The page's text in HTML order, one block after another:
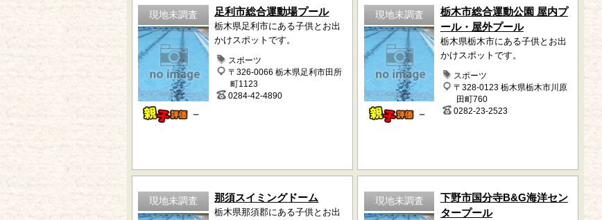
現地未調査
－
足利市総合運動場プール
栃木県足利市にある子供とお出
かけスポットです。
スポーツ
〒326-0066 栃木県足利市田所
町1123
0284-42-4890
現地未調査
－
栃木市総合運動公園 屋内プ
ール・屋外プール
栃木県栃木市にある子供とお出
かけスポットです。
スポーツ
〒328-0123 栃木県栃木市川原
田町760
0282-23-2523
現地未調査 那須スイミングドーム
栃木県那須郡にある子供とお出
現地未調査
下野市国分寺B&G海洋セン
タープール